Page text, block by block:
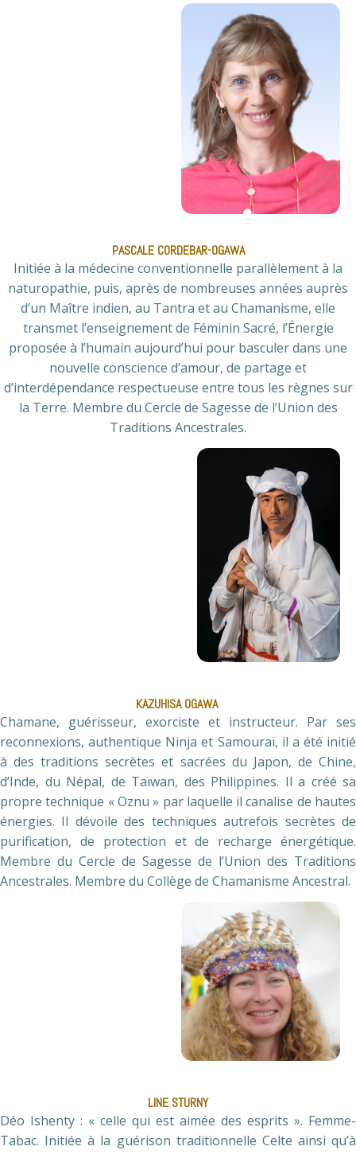
PASCALE CORDEBAR-OGAWA
Initiée à la médecine conventionnelle parallèlement à la
naturopathie, puis, après de nombreuses années auprès
d’un Maître indien, au Tantra et au Chamanisme, elle
transmet l’enseignement de Féminin Sacré, l’Énergie
proposée à l’humain aujourd’hui pour basculer dans une
nouvelle conscience d’amour, de partage et
d’interdépendance respectueuse entre tous les règnes sur
la Terre. Membre du Cercle de Sagesse de l’Union des
Traditions Ancestrales.
KAZUHISA OGAWA
Chamane, guérisseur, exorciste et instructeur. Par ses
reconnexions, authentique Ninja et Samouraï, il a été initié
à des traditions secrètes et sacrées du Japon, de Chine,
d’Inde, du Népal, de Taïwan, des Philippines. Il a créé sa
propre technique « Oznu » par laquelle il canalise de hautes
énergies. Il dévoile des techniques autrefois secrètes de
purification, de protection et de recharge énergétique.
Membre du Cercle de Sagesse de l’Union des Traditions
Ancestrales. Membre du Collège de Chamanisme Ancestral.
LINE STURNY
Déo Ishenty : « celle qui est aimée des esprits ». Femme-
Tabac. Initiée à la guérison traditionnelle Celte ainsi qu’à